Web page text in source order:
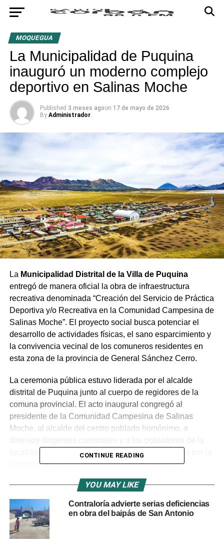
MOQUEGUA
La Municipalidad de Puquina
inauguró un moderno complejo
deportivo en Salinas Moche
Published 3 meses agoon 17 de mayo de 2026
By Administrador
La Municipalidad Distrital de la Villa de Puquina
entregó de manera oficial la obra de infraestructura
recreativa denominada “Creación del Servicio de Práctica
Deportiva y/o Recreativa en la Comunidad Campesina de
Salinas Moche”. El proyecto social busca potenciar el
desarrollo de actividades físicas, el sano esparcimiento y
la convivencia vecinal de los comuneros residentes en
esta zona de la provincia de General Sánchez Cerro.
La ceremonia pública estuvo liderada por el alcalde
distrital de Puquina junto al cuerpo de regidores de la
comuna provincial. El acto inaugural congregó al
presidente de la Comunidad Campesina de Salinas
Moche, al alcalde del centro poblado homónimo, a
localidad, quienes manifestaron su agradecimiento por la
culminación del recinto deportivo, el cual está
Inversión N.º 2505382.
Este proyecto de inversión pública demandó un
presupuesto financiero
soles y su proceso de ejecución física se realizó bajo la
CONTINUE READING
YOU MAY LIKE
Contraloría advierte serias deficiencias
en obra del baipás de San Antonio